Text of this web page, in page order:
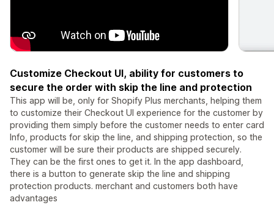
Customize Checkout UI, ability for customers to
secure the order with skip the line and protection
This app will be, only for Shopify Plus merchants, helping them
to customize their Checkout UI experience for the customer by
providing them simply before the customer needs to enter card
Info, products for skip the line, and shipping protection, so the
customer will be sure their products are shipped securely.
They can be the first ones to get it. In the app dashboard,
there is a button to generate skip the line and shipping
protection products. merchant and customers both have
advantages